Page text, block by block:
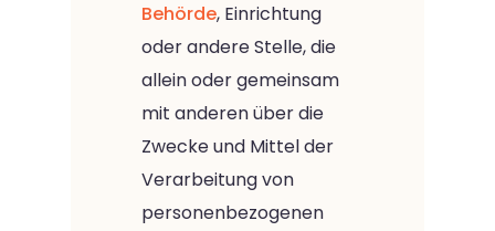
Behörde, Einrichtung
oder andere Stelle, die
allein oder gemeinsam
mit anderen über die
Zwecke und Mittel der
Verarbeitung von
personenbezogenen